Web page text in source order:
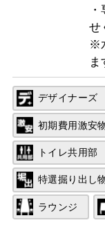
せ
※
ま
デザイナーズ
初期費用激安
トイレ共用部
特選掘り出し
ラウンジ